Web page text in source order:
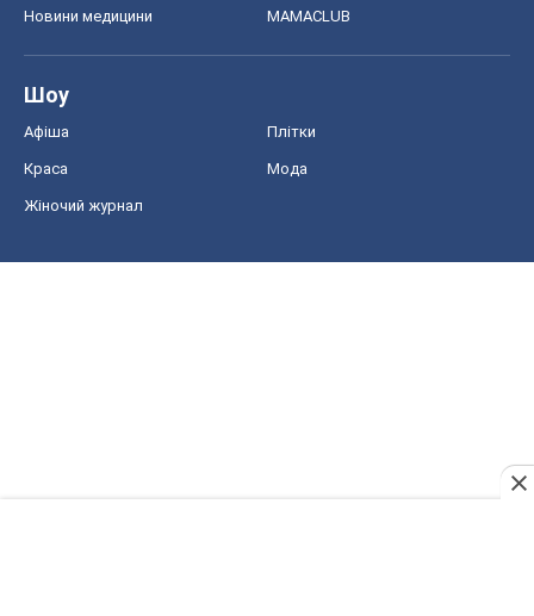
Новини медицини MAMACLUB
Шоу
Афіша Плітки
Краса Мода
Жіночий журнал